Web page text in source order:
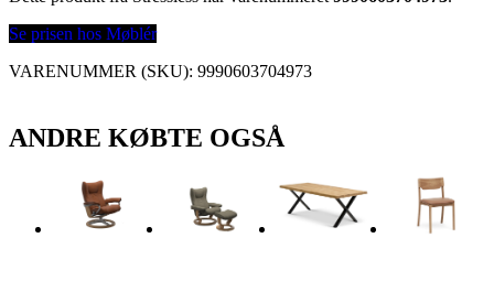
Se prisen hos Møblér
VARENUMMER (SKU): 9990603704973
ANDRE KØBTE OGSÅ